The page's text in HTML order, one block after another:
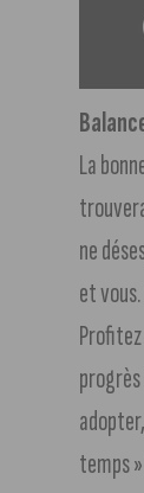
La
ne
et
temps